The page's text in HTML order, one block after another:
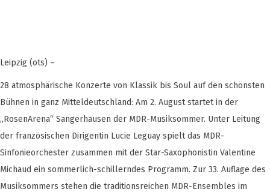
Leipzig (ots) –
28 atmosphärische Konzerte von Klassik bis Soul auf den schönsten
Bühnen in ganz Mitteldeutschland: Am 2. August startet in der
„RosenArena“ Sangerhausen der MDR-Musiksommer. Unter Leitung
der französischen Dirigentin Lucie Leguay spielt das MDR-
Sinfonieorchester zusammen mit der Star-Saxophonistin Valentine
Michaud ein sommerlich-schillerndes Programm. Zur 33. Auflage des
Musiksommers stehen die traditionsreichen MDR-Ensembles im